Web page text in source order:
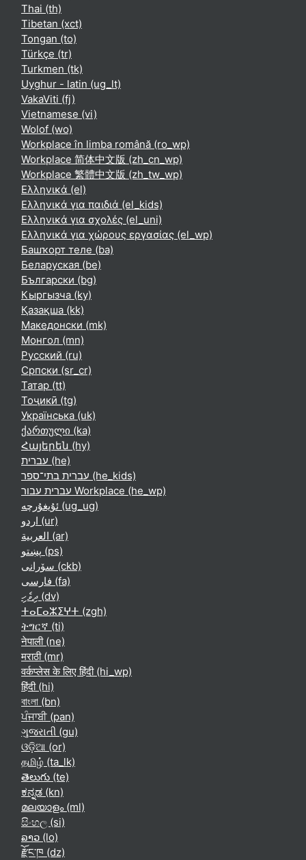
Thai ‎(th)‎
Tibetan ‎(xct)‎
Tongan ‎(to)‎
Türkçe ‎(tr)‎
Turkmen ‎(tk)‎
Uyghur - latin ‎(ug_lt)‎
VakaViti ‎(fj)‎
Vietnamese ‎(vi)‎
Wolof ‎(wo)‎
Workplace în limba română ‎(ro_wp)‎
Workplace 简体中文版 ‎(zh_cn_wp)‎
Workplace 繁體中文版 ‎(zh_tw_wp)‎
Ελληνικά ‎(el)‎
Ελληνικά για παιδιά ‎(el_kids)‎
Ελληνικά για σχολές ‎(el_uni)‎
Ελληνικά για χώρους εργασίας ‎(el_wp)‎
Башҡорт теле ‎(ba)‎
Беларуская ‎(be)‎
Български ‎(bg)‎
Кыргызча ‎(ky)‎
Қазақша ‎(kk)‎
Македонски ‎(mk)‎
Монгол ‎(mn)‎
Русский ‎(ru)‎
Српски ‎(sr_cr)‎
Татар ‎(tt)‎
Тоҷикӣ ‎(tg)‎
Українська ‎(uk)‎
ქართული ‎(ka)‎
Հայերեն ‎(hy)‎
עברית ‎(he)‎
עברית בתי־ספר ‎(he_kids)‎
עברית עבור Workplace ‎(he_wp)‎
ئۇيغۇرچە ‎(ug_ug)‎
اردو ‎(ur)‎
العربية ‎(ar)‎
پښتو ‎(ps)‎
سۆرانی ‎(ckb)‎
فارسی ‎(fa)‎
ދިވެހި ‎(dv)‎
ⵜⴰⵎⴰⵣⵉⵖⵜ ‎(zgh)‎
ትግርኛ ‎(ti)‎
नेपाली ‎(ne)‎
मराठी ‎(mr)‎
वर्कप्लेस के लिए हिंदी ‎(hi_wp)‎
हिंदी ‎(hi)‎
বাংলা ‎(bn)‎
ਪੰਜਾਬੀ ‎(pan)‎
ગુજરાતી ‎(gu)‎
ଓଡ଼ିଆ ‎(or)‎
தமிழ் ‎(ta_lk)‎
తెలుగు ‎(te)‎
ಕನ್ನಡ ‎(kn)‎
മലയാളം ‎(ml)‎
සිංහල ‎(si)‎
ລາວ ‎(lo)‎
རྫོང་ཁ ‎(dz)‎